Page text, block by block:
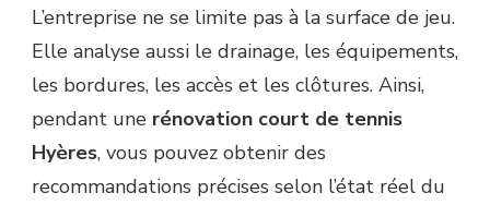
L’entreprise ne se limite pas à la surface de jeu.
Elle analyse aussi le drainage, les équipements,
les bordures, les accès et les clôtures. Ainsi,
pendant une rénovation court de tennis
Hyères, vous pouvez obtenir des
recommandations précises selon l’état réel du